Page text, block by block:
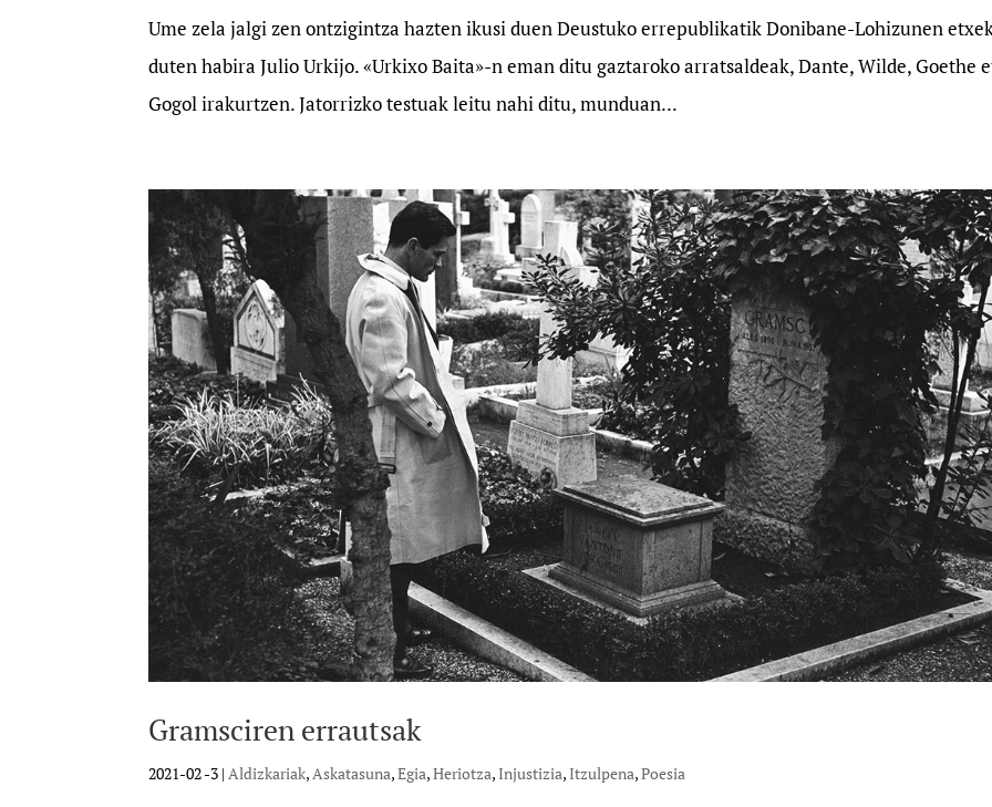
Ume zela jalgi zen ontzigintza hazten ikusi duen Deustuko errepublikatik Donibane-Lohizunen
duten habira Julio Urkijo. «Urkixo Baita»-n eman ditu gaztaroko arratsaldeak, Dante, Wilde, Goethe
Gogol irakurtzen. Jatorrizko testuak leitu nahi ditu, munduan...
Gramsciren errautsak
2021-02 -3 |Aldizkariak,Askatasuna,Egia,Heriotza,Injustizia,Itzulpena,Poesia